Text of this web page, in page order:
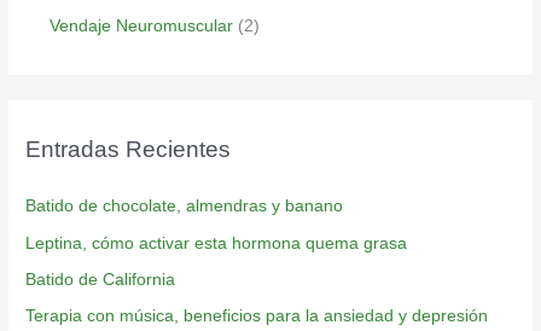
Vendaje Neuromuscular (2)
Entradas Recientes
Batido de chocolate, almendras y banano
Leptina, cómo activar esta hormona quema grasa
Batido de California
Terapia con música, beneficios para la ansiedad y depresión